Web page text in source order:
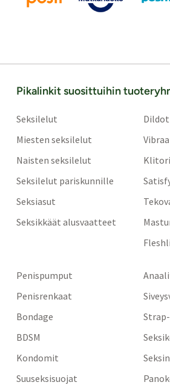
Pikalinkit suosittuihin
Seksilelut
Miesten seksilelut
Naisten seksilelut
Seksilelut pariskunnille
Seksiasut
Seksikkäät alusvaatteet
Dildot
Penispumput
Penisrenkaat
Bondage
BDSM
Kondomit
Suuseksisuojat